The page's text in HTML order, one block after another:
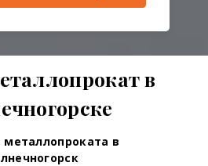
в
в